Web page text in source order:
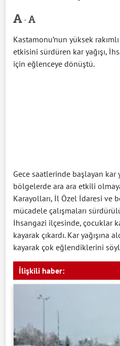
-
Kastamonu’nun yüksek
etkisini sürdüren kar yağışı,
için eğlenceye dönüştü.
Gece saatlerinde başlayan kar
bölgelerde ara ara etkili
Karayolları, İl Özel İdaresi ve
mücadele çalışmaları
İhsangazi ilçesinde, çocuklar
kayarak çıkardı. Kar yağışına
kayarak çok eğlendiklerini
İlişkili haber: